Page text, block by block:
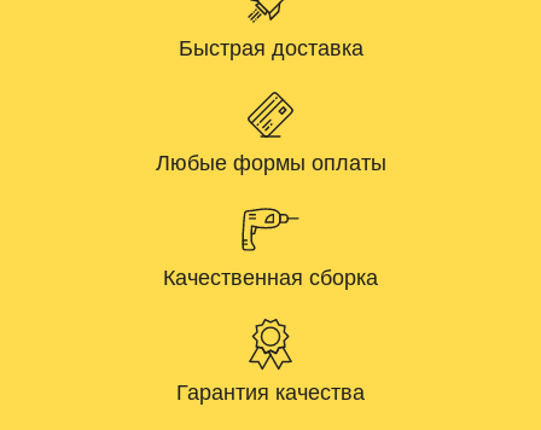
Быстрая доставка
Любые формы оплаты
Качественная сборка
Гарантия качества